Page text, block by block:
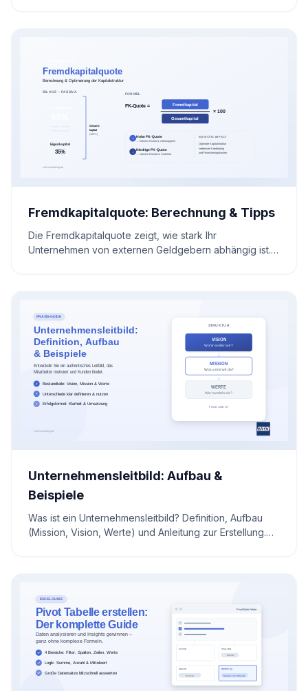
Fremdkapitalquote: Berechnung & Tipps
Die Fremdkapitalquote zeigt, wie stark Ihr
Unternehmen von externen Geldgebern abhängig ist.
Unternehmensleitbild: Aufbau &
Beispiele
Was ist ein Unternehmensleitbild? Definition, Aufbau
(Mission, Vision, Werte) und Anleitung zur Erstellung.